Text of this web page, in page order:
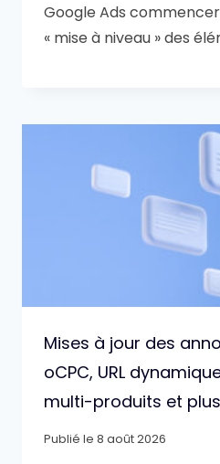
Google Ads
« mise à niveau » des
Mises à jour des
oCPC, URL
multi-produits et plus
Publié le 8 août 2026